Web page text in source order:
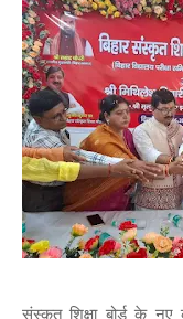
संस्कृत शिक्षा बोर्ड के